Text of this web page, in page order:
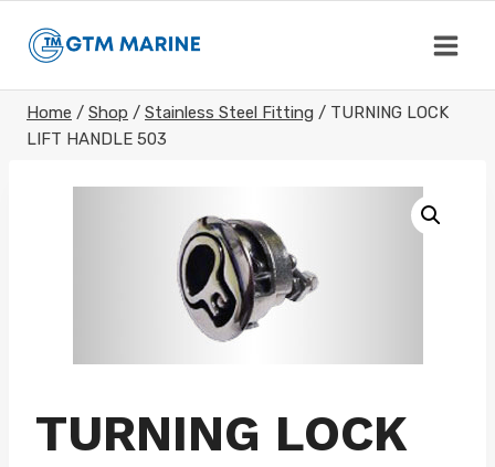
Home / Shop / Stainless Steel Fitting / TURNING LOCK
LIFT HANDLE 503
TURNING LOCK